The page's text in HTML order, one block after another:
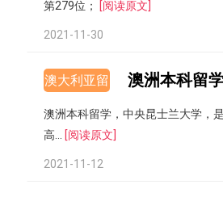
第279位；
[阅读原文]
2021-11-30
澳大利亚留
澳洲本科留
澳洲本科留学，中央昆士兰大学，
高...
[阅读原文]
2021-11-12